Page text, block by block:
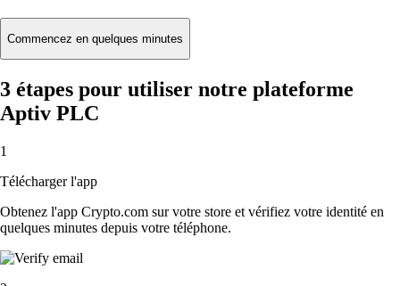
Commencez en quelques minutes
3 étapes pour utiliser notre plateforme
Aptiv PLC
1
Télécharger l'app
Obtenez l'app Crypto.com sur votre store et vérifiez votre identité en
quelques minutes depuis votre téléphone.